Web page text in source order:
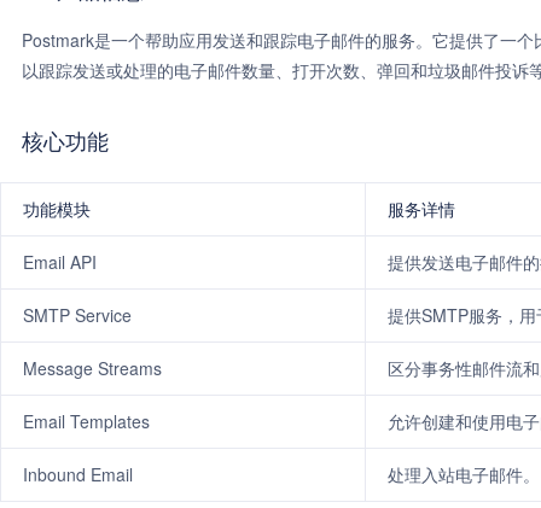
Postmark是一个帮助应用发送和跟踪电子邮件的服务。它提供了一
以跟踪发送或处理的电子邮件数量、打开次数、弹回和垃圾邮件投诉
核心功能
功能模块 服务详情
Email API 提供发送电子邮件
SMTP Service 提供SMTP服务，
Message Streams 区分事务性邮件流
Email Templates 允许创建和使用电
Inbound Email 处理入站电子邮件。